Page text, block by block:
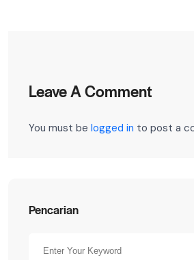
Leave A Comment
You must be logged in to post a
Pencarian